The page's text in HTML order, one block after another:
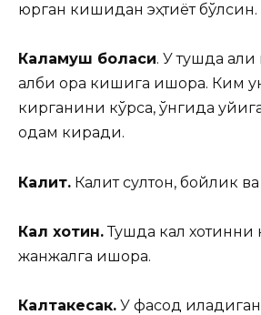
юрган кишидан эҳтиёт бўлсин.
Каламуш боласи. У тушда
қалби қора кишига ишора. Ким
кирганини кўрса, ўнгида
одам киради.
Калит. Калит султон, бойлик
Кал хотин.Тушда кал хотинни
жанжалга ишора.
Калтакесак. У фасод